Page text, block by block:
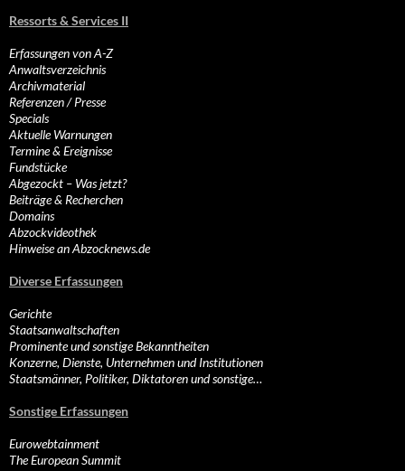
Ressorts & Services II
Erfassungen von A-Z
Anwaltsverzeichnis
Archivmaterial
Referenzen / Presse
Specials
Aktuelle Warnungen
Termine & Ereignisse
Fundstücke
Abgezockt – Was jetzt?
Beiträge & Recherchen
Domains
Abzockvideothek
Hinweise an Abzocknews.de
Diverse Erfassungen
Gerichte
Staatsanwaltschaften
Prominente und sonstige Bekanntheiten
Konzerne, Dienste, Unternehmen und Institutionen
Staatsmänner, Politiker, Diktatoren und sonstige…
Sonstige Erfassungen
Eurowebtainment
The European Summit